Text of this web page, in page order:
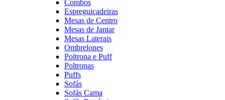
Combos
Espreguiçadeiras
Mesas de Centro
Mesas de Jantar
Mesas Laterais
Ombrelones
Poltrona e Puff
Poltronas
Puffs
Sofás
Sofás Cama